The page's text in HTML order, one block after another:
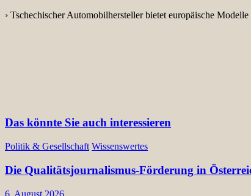
› Tschechischer Automobilhersteller bietet europäische
Das könnte Sie auch interessieren
Politik & Gesellschaft Wissenswertes
Die Qualitätsjournalismus-Förderung in
6. August 2026